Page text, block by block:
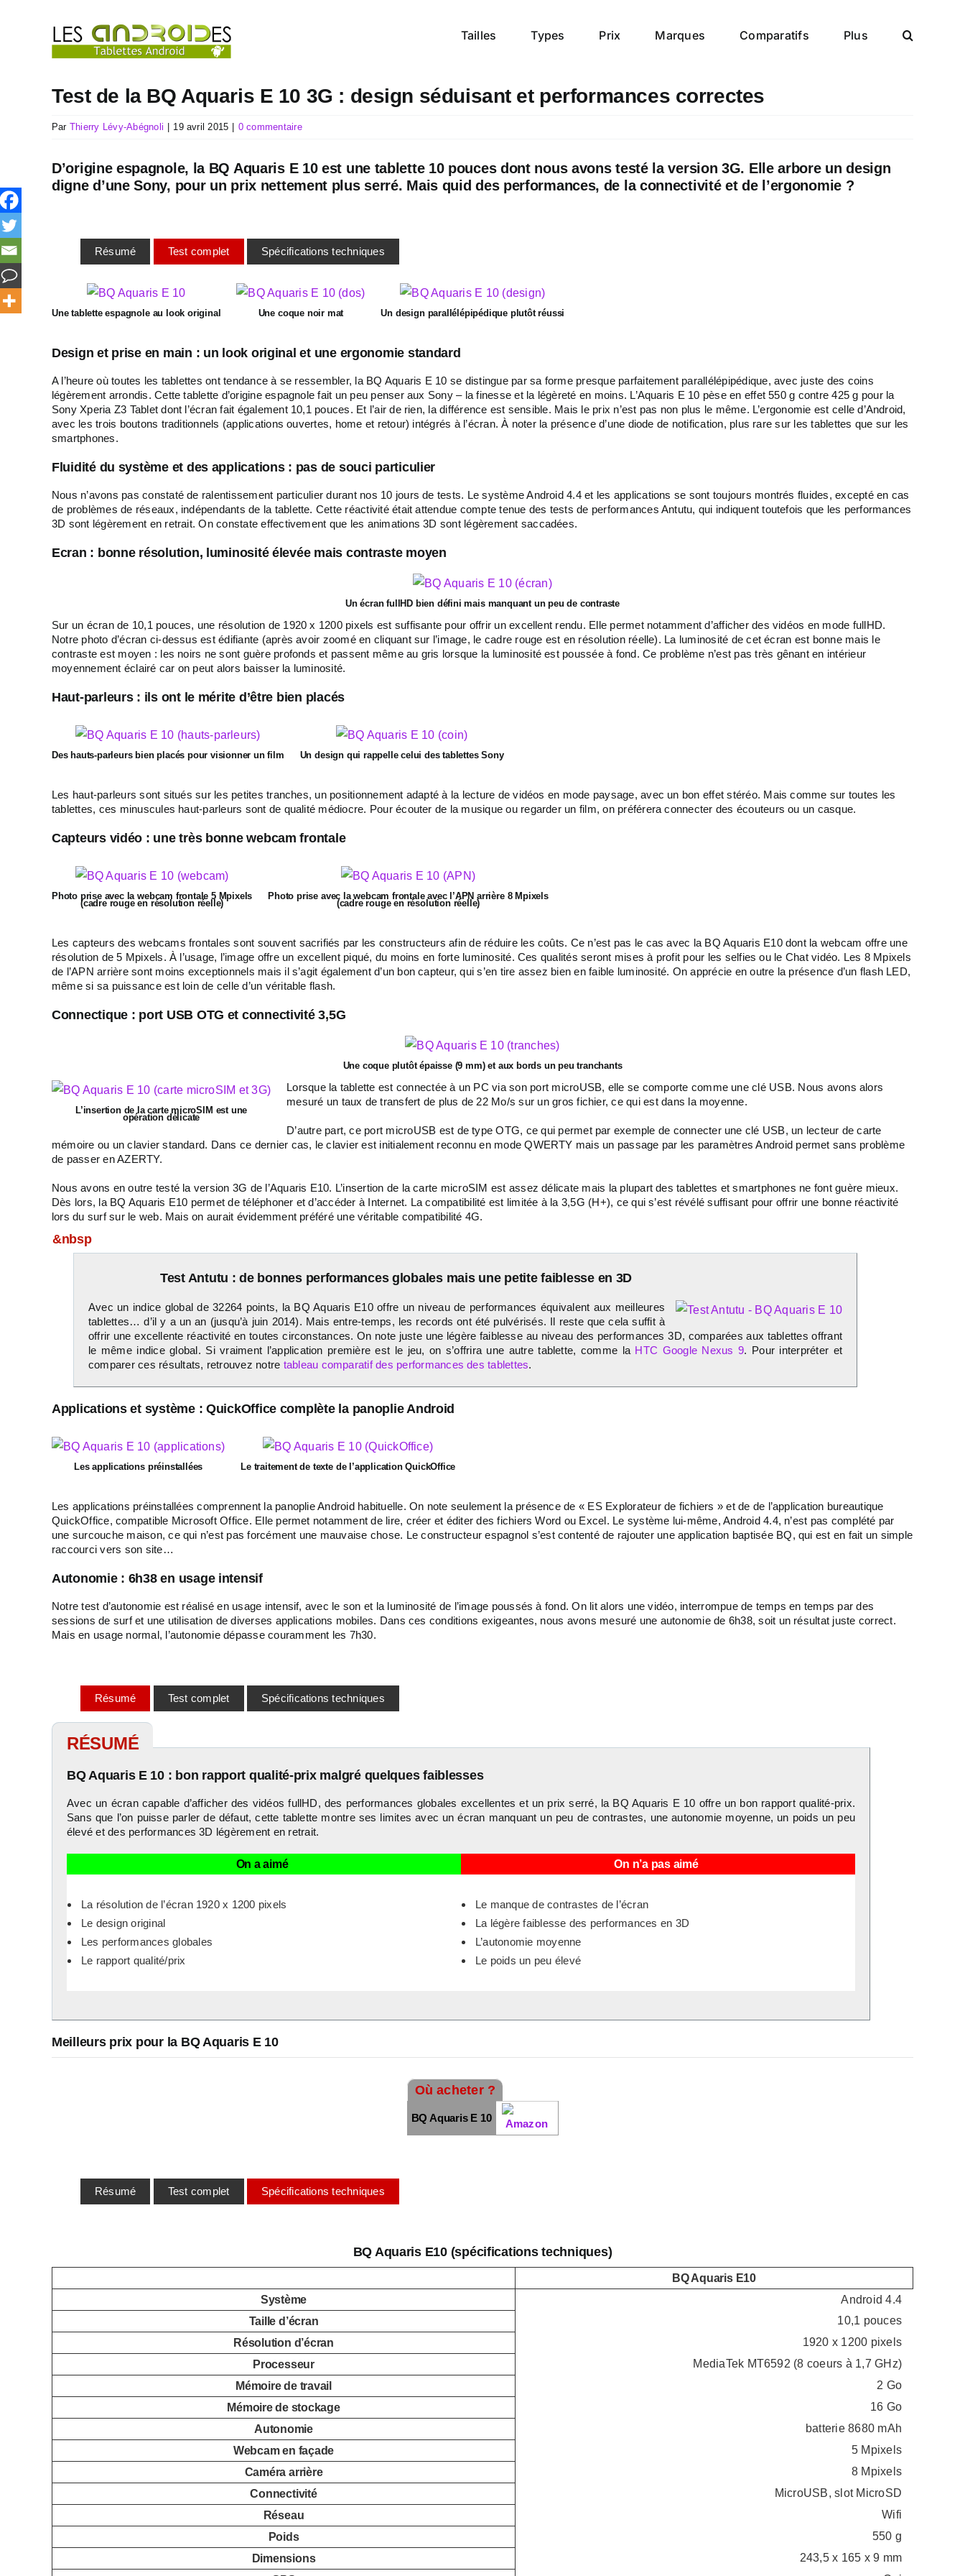
Tailles Types Prix Marques Comparatifs Plus
Test de la BQ Aquaris E 10 3G : design séduisant et performances correctes
Par Thierry Lévy-Abégnoli 19 avril 2015 0 commentaire
D’origine espagnole, la BQ Aquaris E 10 est une tablette 10 pouces dont nous avons testé la version 3G. Elle arbore un design
digne d’une Sony, pour un prix nettement plus serré. Mais quid des performances, de la connectivité et de l’ergonomie ?
Résumé Test complet Spécifications techniques
Une tablette espagnole au look original Une coque noir mat Un design parallélépipédique plutôt réussi
Design et prise en main : un look original et une ergonomie standard
A l’heure où toutes les tablettes ont tendance à se ressembler, la BQ Aquaris E 10 se distingue par sa forme presque parfaitement parallélépipédique, avec juste des coins
légèrement arrondis. Cette tablette d’origine espagnole fait un peu penser aux Sony – la finesse et la légèreté en moins. L’Aquaris E 10 pèse en effet 550 g contre 425 g pour la
Sony Xperia Z3 Tablet dont l’écran fait également 10,1 pouces. Et l’air de rien, la différence est sensible. Mais le prix n’est pas non plus le même. L’ergonomie est celle d’Android,
avec les trois boutons traditionnels (applications ouvertes, home et retour) intégrés à l’écran. À noter la présence d’une diode de notification, plus rare sur les tablettes que sur les
smartphones.
Fluidité du système et des applications : pas de souci particulier
Nous n’avons pas constaté de ralentissement particulier durant nos 10 jours de tests. Le système Android 4.4 et les applications se sont toujours montrés fluides, excepté en cas
de problèmes de réseaux, indépendants de la tablette. Cette réactivité était attendue compte tenue des tests de performances Antutu, qui indiquent toutefois que les performances
3D sont légèrement en retrait. On constate effectivement que les animations 3D sont légèrement saccadées.
Ecran : bonne résolution, luminosité élevée mais contraste moyen
Un écran fullHD bien défini mais manquant un peu de contraste
Sur un écran de 10,1 pouces, une résolution de 1920 x 1200 pixels est suffisante pour offrir un excellent rendu. Elle permet notamment d’afficher des vidéos en mode fullHD.
Notre photo d’écran ci-dessus est édifiante (après avoir zoomé en cliquant sur l’image, le cadre rouge est en résolution réelle). La luminosité de cet écran est bonne mais le
contraste est moyen : les noirs ne sont guère profonds et passent même au gris lorsque la luminosité est poussée à fond. Ce problème n’est pas très gênant en intérieur
moyennement éclairé car on peut alors baisser la luminosité.
Haut-parleurs : ils ont le mérite d’être bien placés
Des hauts-parleurs bien placés pour visionner un film Un design qui rappelle celui des tablettes Sony
Les haut-parleurs sont situés sur les petites tranches, un positionnement adapté à la lecture de vidéos en mode paysage, avec un bon effet stéréo. Mais comme sur toutes les
tablettes, ces minuscules haut-parleurs sont de qualité médiocre. Pour écouter de la musique ou regarder un film, on préférera connecter des écouteurs ou un casque.
Capteurs vidéo : une très bonne webcam frontale
Photo prise avec la webcam frontale 5 Mpixels
(cadre rouge en résolution réelle)
Photo prise avec la webcam frontale avec l’APN arrière 8 Mpixels
(cadre rouge en résolution réelle)
Les capteurs des webcams frontales sont souvent sacrifiés par les constructeurs afin de réduire les coûts. Ce n’est pas le cas avec la BQ Aquaris E10 dont la webcam offre une
résolution de 5 Mpixels. À l’usage, l’image offre un excellent piqué, du moins en forte luminosité. Ces qualités seront mises à profit pour les selfies ou le Chat vidéo. Les 8 Mpixels
de l’APN arrière sont moins exceptionnels mais il s’agit également d’un bon capteur, qui s’en tire assez bien en faible luminosité. On apprécie en outre la présence d’un flash LED,
même si sa puissance est loin de celle d’un véritable flash.
Connectique : port USB OTG et connectivité 3,5G
Une coque plutôt épaisse (9 mm) et aux bords un peu tranchants
L’insertion de la carte microSIM est une
opération délicate
Lorsque la tablette est connectée à un PC via son port microUSB, elle se comporte comme une clé USB. Nous avons alors
mesuré un taux de transfert de plus de 22 Mo/s sur un gros fichier, ce qui est dans la moyenne.
D’autre part, ce port microUSB est de type OTG, ce qui permet par exemple de connecter une clé USB, un lecteur de carte
mémoire ou un clavier standard. Dans ce dernier cas, le clavier est initialement reconnu en mode QWERTY mais un passage par les paramètres Android permet sans problème
de passer en AZERTY.
Nous avons en outre testé la version 3G de l’Aquaris E10. L’insertion de la carte microSIM est assez délicate mais la plupart des tablettes et smartphones ne font guère mieux.
Dès lors, la BQ Aquaris E10 permet de téléphoner et d’accéder à Internet. La compatibilité est limitée à la 3,5G (H+), ce qui s’est révélé suffisant pour offrir une bonne réactivité
lors du surf sur le web. Mais on aurait évidemment préféré une véritable compatibilité 4G.
&nbsp
Test Antutu : de bonnes performances globales mais une petite faiblesse en 3D
Avec un indice global de 32264 points, la BQ Aquaris E10 offre un niveau de performances équivalent aux meilleures
tablettes… d’il y a un an (jusqu’à juin 2014). Mais entre-temps, les records ont été pulvérisés. Il reste que cela suffit à
offrir une excellente réactivité en toutes circonstances. On note juste une légère faiblesse au niveau des performances 3D, comparées aux tablettes offrant
le même indice global. Si vraiment l’application première est le jeu, on s’offrira une autre tablette, comme la HTC Google Nexus 9. Pour interpréter et
comparer ces résultats, retrouvez notre tableau comparatif des performances des tablettes.
Applications et système : QuickOffice complète la panoplie Android
Les applications préinstallées Le traitement de texte de l’application QuickOffice
Les applications préinstallées comprennent la panoplie Android habituelle. On note seulement la présence de « ES Explorateur de fichiers » et de de l’application bureautique
QuickOffice, compatible Microsoft Office. Elle permet notamment de lire, créer et éditer des fichiers Word ou Excel. Le système lui-même, Android 4.4, n’est pas complété par
une surcouche maison, ce qui n’est pas forcément une mauvaise chose. Le constructeur espagnol s’est contenté de rajouter une application baptisée BQ, qui est en fait un simple
raccourci vers son site…
Autonomie : 6h38 en usage intensif
Notre test d’autonomie est réalisé en usage intensif, avec le son et la luminosité de l’image poussés à fond. On lit alors une vidéo, interrompue de temps en temps par des
sessions de surf et une utilisation de diverses applications mobiles. Dans ces conditions exigeantes, nous avons mesuré une autonomie de 6h38, soit un résultat juste correct.
Mais en usage normal, l’autonomie dépasse couramment les 7h30.
Résumé Test complet Spécifications techniques
RÉSUMÉ
BQ Aquaris E 10 : bon rapport qualité-prix malgré quelques faiblesses
Avec un écran capable d’afficher des vidéos fullHD, des performances globales excellentes et un prix serré, la BQ Aquaris E 10 offre un bon rapport qualité-prix.
Sans que l’on puisse parler de défaut, cette tablette montre ses limites avec un écran manquant un peu de contrastes, une autonomie moyenne, un poids un peu
élevé et des performances 3D légèrement en retrait.
On a aimé On n’a pas aimé
La résolution de l’écran 1920 x 1200 pixels
Le design original
Les performances globales
Le rapport qualité/prix
Le manque de contrastes de l’écran
La légère faiblesse des performances en 3D
L’autonomie moyenne
Le poids un peu élevé
Meilleurs prix pour la BQ Aquaris E 10
Où acheter ?
BQ Aquaris E 10
Résumé Test complet Spécifications techniques
BQ Aquaris E10 (spécifications techniques)
BQ Aquaris E10
Système
Android 4.4
Taille d’écran
10,1 pouces
Résolution d’écran
1920 x 1200 pixels
Processeur
MediaTek MT6592 (8 coeurs à 1,7 GHz)
Mémoire de travail
2 Go
Mémoire de stockage
16 Go
Autonomie
batterie 8680 mAh
Webcam en façade
5 Mpixels
Caméra arrière
8 Mpixels
Connectivité
MicroUSB, slot MicroSD
Réseau
Wifi
Poids
550 g
Dimensions
243,5 x 165 x 9 mm